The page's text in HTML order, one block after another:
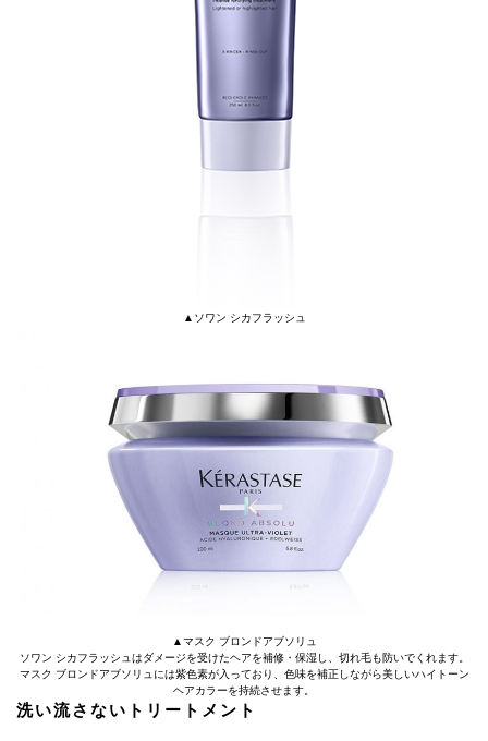
▲ソワン シカフラッシュ
▲マスク ブロンドアブソリュ
ソワン シカフラッシュはダメージを受けたヘアを補修・保湿し、切れ毛も防いでくれます。
マスク ブロンドアブソリュには紫色素が入っており、色味を補正しながら美しいハイトーン
ヘアカラーを持続させます。
洗い流さないトリートメント